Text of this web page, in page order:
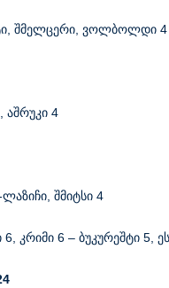
შმელცერი, ვოლბოლდი 4
აშრუკი 4
შმიტსი 4
კრიმი 6 – ბუკურეშტი 5,